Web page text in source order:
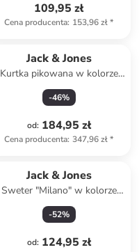
109,95 zł
Cena producenta: 153,96 zł*
Jack & Jones
Kurtka pikowana w kolorze
czarnym
-46%
od: 184,95 zł
Cena producenta: 347,96 zł*
Jack & Jones
Sweter "Milano" w kolorze
granatowym
-52%
od: 124,95 zł